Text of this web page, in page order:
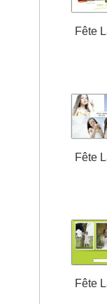
Fête
Fête
Fête